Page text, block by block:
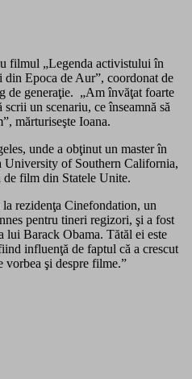
filmul „Legenda activistului în
Epoca de Aur”, coordonat de
de generaţie. „Am învăţat foarte
un scenariu, ce înseamnă să
mărturiseşte Ioana.
unde a obţinut un master în
University of Southern California,
de film din Statele Unite.
rezidenţa Cinefondation, un
pentru tineri regizori, şi a fost
lui Barack Obama. Tătăl ei este
influenţă de faptul că a crescut
vorbea şi despre filme.”